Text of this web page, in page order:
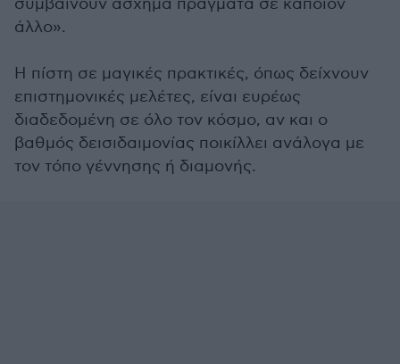
συμβαίνουν άσχημα πράγματα σε κάποιον
άλλο».
Η πίστη σε μαγικές πρακτικές, όπως δείχνουν
επιστημονικές μελέτες, είναι ευρέως
διαδεδομένη σε όλο τον κόσμο, αν και ο
βαθμός δεισιδαιμονίας ποικίλλει ανάλογα με
τον τόπο γέννησης ή διαμονής.